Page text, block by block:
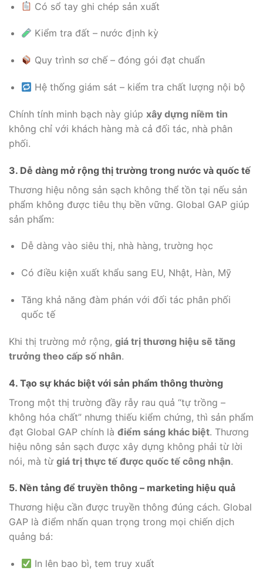
Có sổ tay ghi chép sản xuất
Kiểm tra đất – nước định kỳ
Quy trình sơ chế – đóng gói đạt chuẩn
Hệ thống giám sát – kiểm tra chất lượng nội bộ
Chính tính minh bạch này giúp xây dựng niềm tin
không chỉ với khách hàng mà cả đối tác, nhà phân
phối.
3. Dễ dàng mở rộng thị trường trong nước và quốc tế
Thương hiệu nông sản sạch không thể tồn tại nếu sản
phẩm không được tiêu thụ bền vững. Global GAP giúp
sản phẩm:
Dễ dàng vào siêu thị, nhà hàng, trường học
Có điều kiện xuất khẩu sang EU, Nhật, Hàn, Mỹ
Tăng khả năng đàm phán với đối tác phân phối
quốc tế
Khi thị trường mở rộng, giá trị thương hiệu sẽ tăng
trưởng theo cấp số nhân.
4. Tạo sự khác biệt với sản phẩm thông thường
Trong một thị trường đầy rẫy rau quả “tự trồng –
không hóa chất” nhưng thiếu kiểm chứng, thì sản phẩm
đạt Global GAP chính là điểm sáng khác biệt. Thương
hiệu nông sản sạch được xây dựng không phải từ lời
nói, mà từ giá trị thực tế được quốc tế công nhận.
5. Nền tảng để truyền thông – marketing hiệu quả
Thương hiệu cần được truyền thông đúng cách. Global
GAP là điểm nhấn quan trọng trong mọi chiến dịch
quảng bá:
In lên bao bì, tem truy xuất